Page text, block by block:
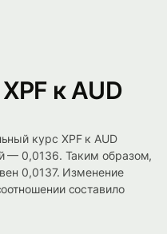
к AUD
курс XPF к AUD
— 0,0136. Таким образом,
0,0137. Изменение
составило